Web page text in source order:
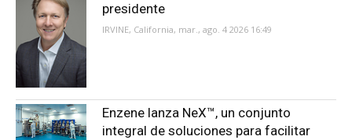
presidente
IRVINE, California, mar., ago. 4 2026 16:49
Enzene lanza NeX™, un conjunto
integral de soluciones para facilitar